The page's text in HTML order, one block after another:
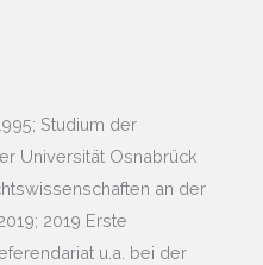
Studium der
Universität Osnabrück
an der
2019 Erste
u.a. bei der